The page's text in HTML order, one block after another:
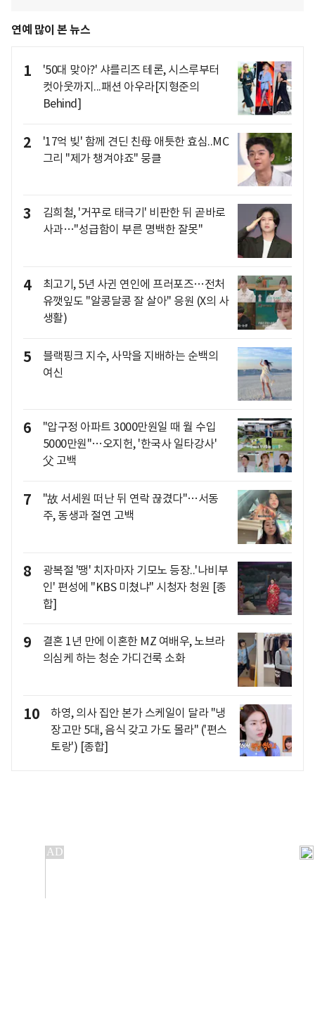
연예 많이 본 뉴스
1
'50대 맞아?' 샤를리즈 테론, 시스루부터
컷아웃까지...패션 아우라[지형준의
Behind]
2
'17억 빚' 함께 견딘 친母 애틋한 효심..MC
그리 "제가 챙겨야죠" 뭉클
3
김희철, '거꾸로 태극기' 비판한 뒤 곧바로
사과…"성급함이 부른 명백한 잘못"
4
최고기, 5년 사귄 연인에 프러포즈…전처
유깻잎도 "알콩달콩 잘 살아" 응원 (X의 사
생활)
5
블랙핑크 지수, 사막을 지배하는 순백의
여신
6
"압구정 아파트 3000만원일 때 월 수입
5000만원"…오지헌, '한국사 일타강사'
父 고백
7
"故 서세원 떠난 뒤 연락 끊겼다"…서동
주, 동생과 절연 고백
8
광복절 '땡' 치자마자 기모노 등장..'나비부
인' 편성에 "KBS 미쳤냐" 시청자 청원 [종
합]
9
결혼 1년 만에 이혼한 MZ 여배우, 노브라
의심케 하는 청순 가디건룩 소화
10
하영, 의사 집안 본가 스케일이 달라 "냉
장고만 5대, 음식 갖고 가도 몰라" ('편스
토랑') [종합]